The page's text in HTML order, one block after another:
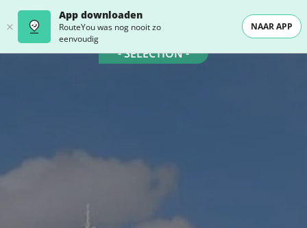
App downloaden
RouteYou was nog nooit zo
eenvoudig
NAAR APP
- SELECTION -